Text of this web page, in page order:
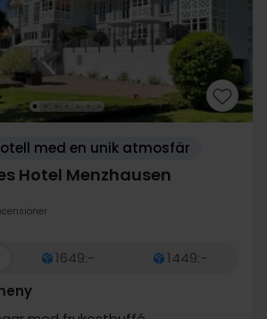
med en unik atmosfär
Hotel Menzhausen
1649:-
1449:-